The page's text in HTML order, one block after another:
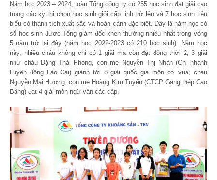
Năm học 2023 – 2024, toàn Tổng công ty có 255 học sinh đạt giải cao
trong các kỳ thi chọn học sinh giỏi cấp tỉnh trở lên và 7 học sinh tiêu
biểu có thành tích xuất sắc và hoàn cảnh đặc biệt. Đây là năm học có
số học sinh được Tổng giám đốc khen thưởng nhiều nhất trong vòng
5 năm trở lại đây (năm học 2022-2023 có 210 học sinh). Năm học
này, nhiều cháu không chỉ có 1 giải mà còn đạt đồng thời 2, 3 giải
như cháu Đặng Thái Phong, con mẹ Nguyễn Thị Nhàn (Chi nhánh
Luyện đồng Lào Cai) giành tới 8 giải quốc gia môn cờ vua; cháu
Nguyễn Mai Hương, con mẹ Hoàng Kim Tuyến (CTCP Gang thép Cao
Bằng) đạt 4 giải môn ngữ văn các cấp.